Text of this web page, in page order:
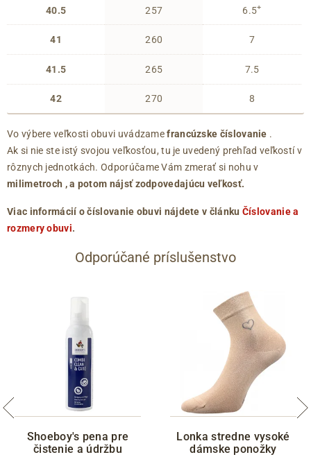
40.5
41
41.5
42
257
260
265
270
6.5+
7
7.5
8
Vo výbere veľkosti obuvi uvádzamefrancúzske číslovanie .
Ak si nie ste istý svojou veľkosťou, tu je uvedený prehľad veľkostí v
rôznych jednotkách. Odporúčame Vám zmerať si nohu v
milimetroch , a potom nájsť zodpovedajúcu veľkosť.
Viac informácií o číslovanie obuvi nájdete v článku Číslovanie a
rozmery obuvi.
Odporúčané príslušenstvo
Shoeboy's pena pre
čistenie a údržbu
Lonka stredne vysoké
dámske ponožky